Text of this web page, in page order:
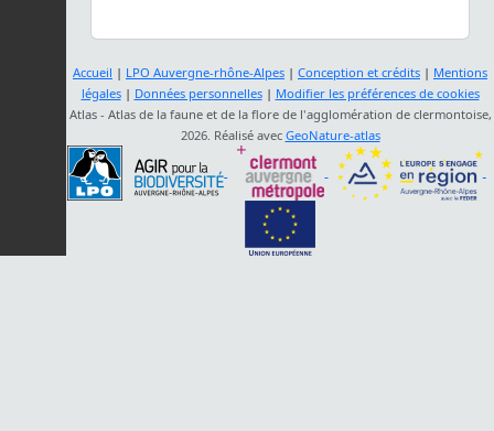
Accueil | LPO Auvergne-rhône-Alpes | Conception et crédits | Mentions
légales| Données personnelles| Modifier les préférences de cookies
Atlas - Atlas de la faune et de la flore de l'agglomération de clermontoise,
2026. Réalisé avec GeoNature-atlas